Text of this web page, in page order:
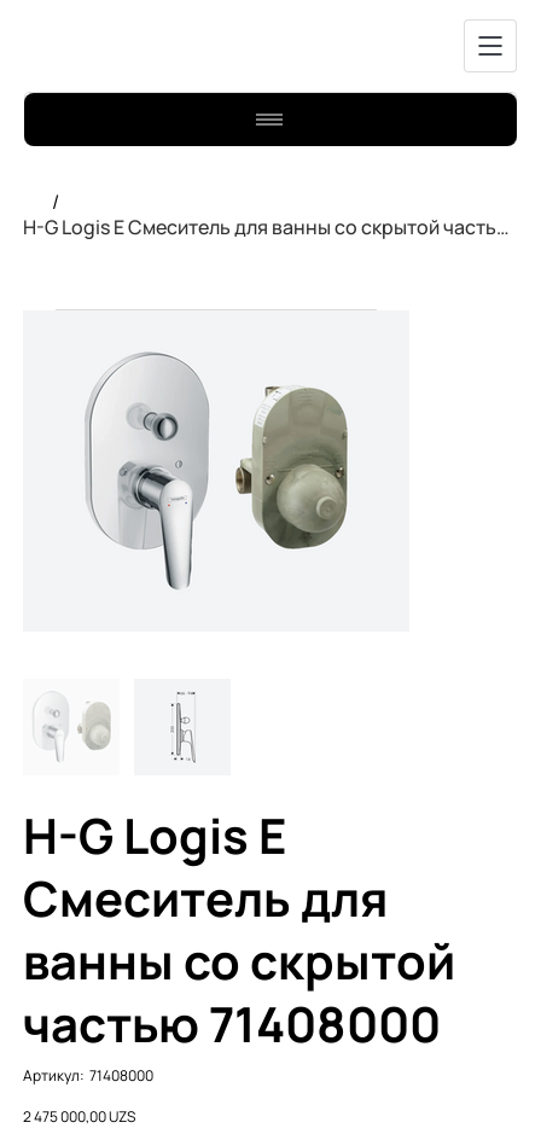
/
H-G Logis E Смеситель для ванны со скрытой частью 71408000
H-G Logis E
Смеситель для
ванны со скрытой
частью 71408000
Артикул: Артикул:
71408000
71408000
Цена
2 475 000,00 UZS